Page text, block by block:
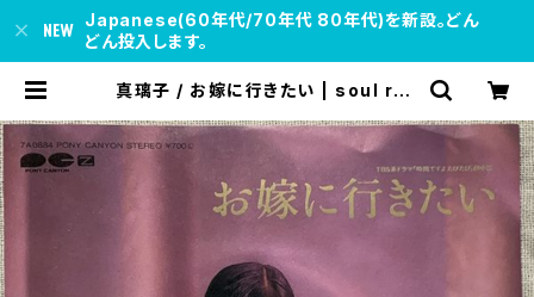
Japanese(60年代/70年代 80年代)を新設。どん
どん投入します。
真璃子 / お嫁に行きたい | soul res